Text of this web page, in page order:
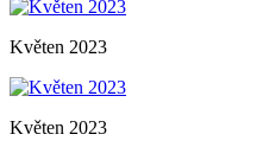
Květen 2023
Květen 2023